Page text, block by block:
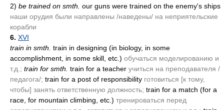
2) be trained on smth. our guns were trained on the enemy's ships
наши орудия были направлены /наведены/ на неприятельские
корабли
6. XVI
train in smth. train in designing (in biology, in some
accomplishment, in some skill, etc.) обучаться моделированию и
т.д.; train for smth. train for a teacher учиться на преподавателя /
педагога/; train for a post of responsibility готовиться [к тому,
чтобы] занять ответственную должность; train for a match (for a
race, for mountain climbing, etc.) тренироваться перед